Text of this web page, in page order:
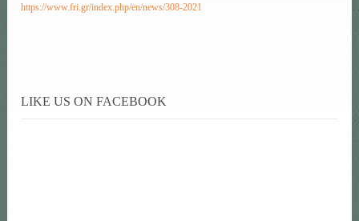
https://www.fri.gr/index.php/en/news/308-2021
LIKE US ON FACEBOOK